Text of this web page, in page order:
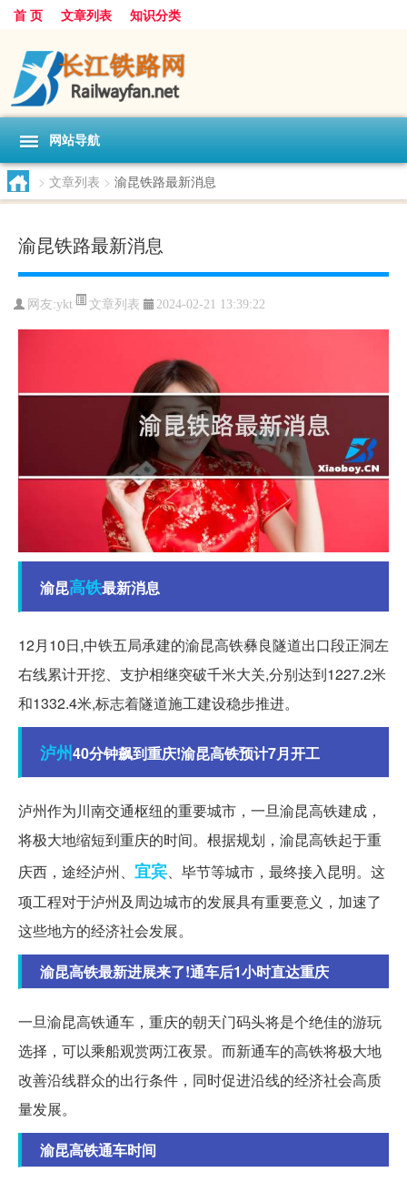
首 页 文章列表 知识分类
网站导航
> 文章列表 > 渝昆铁路最新消息
渝昆铁路最新消息
网友:ykt 文章列表 2024-02-21 13:39:22
渝昆高铁最新消息
12月10日,中铁五局承建的渝昆高铁彝良隧道出口段正洞左
右线累计开挖、支护相继突破千米大关,分别达到1227.2米
和1332.4米,标志着隧道施工建设稳步推进。
泸州40分钟飙到重庆!渝昆高铁预计7月开工
泸州作为川南交通枢纽的重要城市，一旦渝昆高铁建成，
将极大地缩短到重庆的时间。根据规划，渝昆高铁起于重
庆西，途经泸州、 宜宾 、毕节等城市，最终接入昆明。这
项工程对于泸州及周边城市的发展具有重要意义，加速了
这些地方的经济社会发展。
渝昆高铁最新进展来了!通车后1小时直达重庆
一旦渝昆高铁通车，重庆的朝天门码头将是个绝佳的游玩
选择，可以乘船观赏两江夜景。而新通车的高铁将极大地
改善沿线群众的出行条件，同时促进沿线的经济社会高质
量发展。
渝昆高铁通车时间